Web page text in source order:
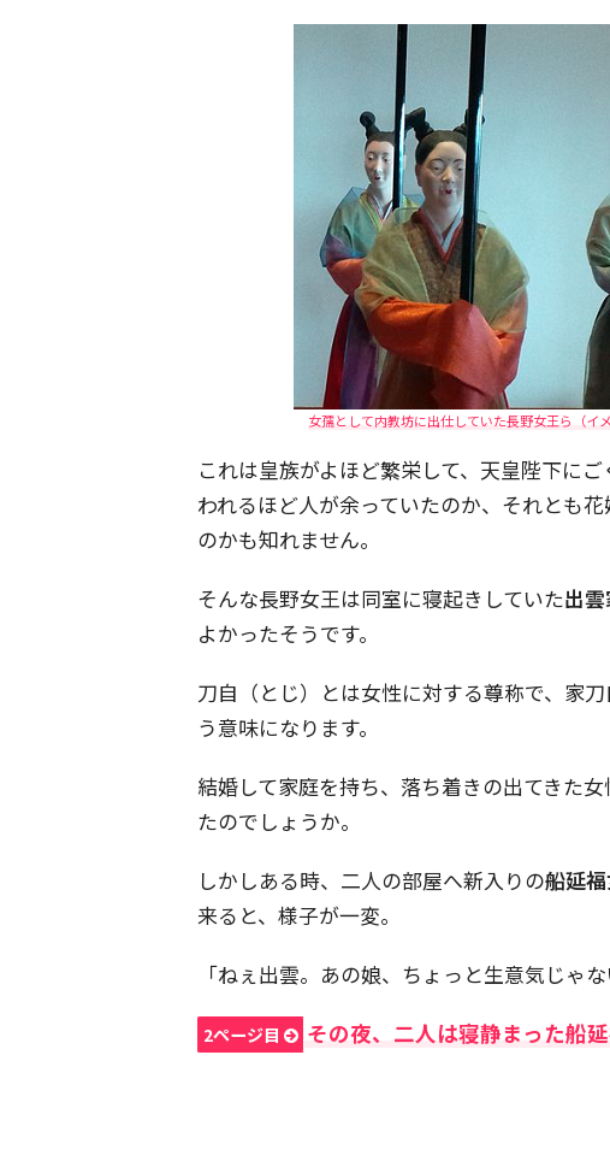
女孺として内教坊に出仕していた長野女王ら（イ
これは皇族がよほど繁栄して、天皇陛下に
われるほど人が余っていたのか、それとも
のかも知れません。
そんな長野女王は同室に寝起きしていた出
よかったそうです。
刀自（とじ）とは女性に対する尊称で、家
う意味になります。
結婚して家庭を持ち、落ち着きの出てきた
たのでしょうか。
しかしある時、二人の部屋へ新入りの船延
来ると、様子が一変。
「ねぇ出雲。あの娘、ちょっと生意気じゃな
2ページ目 その夜、二人は寝静まった船